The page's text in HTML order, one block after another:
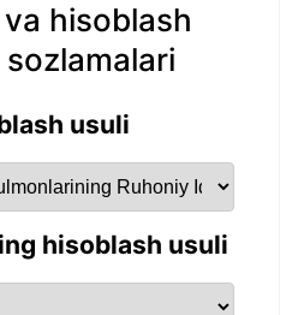
hisoblash
usuli
hisoblash usuli